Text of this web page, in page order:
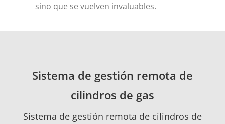
sino que se vuelven invaluables.
Sistema de gestión remota de
cilindros de gas
Sistema de gestión remota de cilindros de